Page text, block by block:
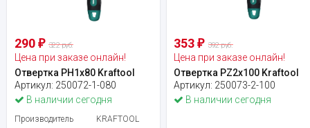
290 ₽ 322 руб.
Цена при заказе онлайн!
Отвертка PH1x80 Kraftool
Артикул: 250072-1-080
В наличии сегодня
Производитель KRAFTOOL
353₽ 392 руб.
Цена при заказе онлайн!
Отвертка PZ2x100 Kraftool
Артикул: 250073-2-100
В наличии сегодня